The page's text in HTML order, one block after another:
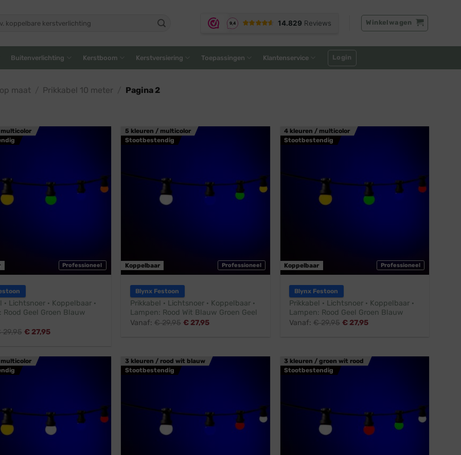
Winkelwagen
Buitenverlichting Kerstboom Kerstversiering Toepassingen Klantenservice Login
maat Prikkabel 10 meter Pagina 2
Professioneel
· Lichtsnoer · Koppelbaar ·
Rood Geel Groen Blauw
29,95 €27,95
5 kleuren / multicolor
Stootbestendig
Professioneel
Koppelbaar
Blynx Festoon
Prikkabel · Lichtsnoer · Koppelbaar ·
Lampen: Rood Wit Blauw Groen Geel
Vanaf: €29,95 € 27,95
4 kleuren / multicolor
Stootbestendig
Professioneel
Koppelbaar
Blynx Festoon
Prikkabel · Lichtsnoer · Koppelbaar ·
Lampen: Rood Geel Groen Blauw
Vanaf: €29,95 € 27,95
3 kleuren / rood wit blauw
Stootbestendig
3 kleuren / groen wit rood
Stootbestendig